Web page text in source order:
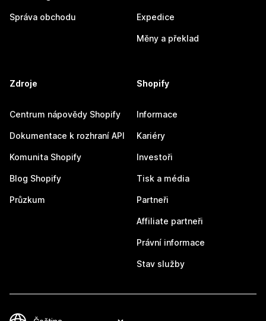
Správa obchodu Expedice
Měny a překlad
Zdroje
Centrum nápovědy Shopify
Dokumentace k rozhraní API
Komunita Shopify
Blog Shopify
Průzkum
Shopify
Informace
Kariéry
Investoři
Tisk a média
Partneři
Affiliate partneři
Právní informace
Stav služby